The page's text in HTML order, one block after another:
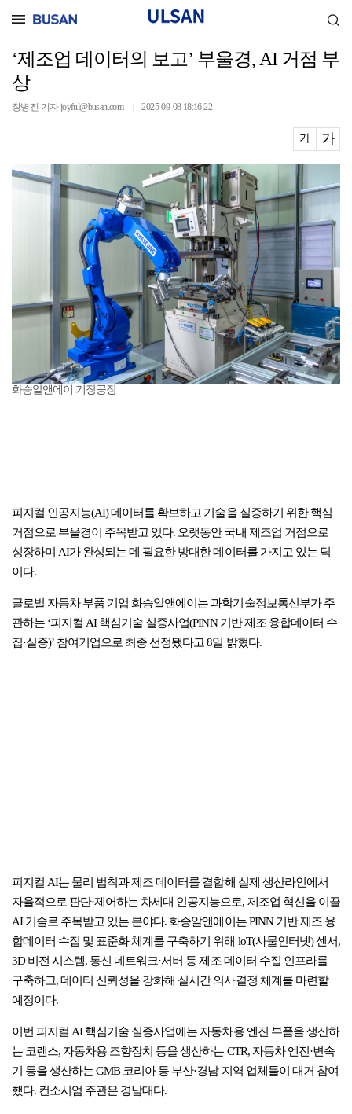
‘제조업 데이터의 보고’ 부울경, AI 거점 부
상
장병진 기자 joyful@busan.com 2025-09-08 18:16:22
가 가
화승알앤에이 기장공장
피지컬 인공지능(AI) 데이터를 확보하고 기술을 실증하기 위한 핵심
거점으로 부울경이 주목받고 있다. 오랫동안 국내 제조업 거점으로
성장하며 AI가 완성되는 데 필요한 방대한 데이터를 가지고 있는 덕
이다.
글로벌 자동차 부품 기업 화승알앤에이는 과학기술정보통신부가 주
관하는 ‘피지컬 AI 핵심기술 실증사업(PINN 기반 제조 융합데이터 수
집·실증)’ 참여기업으로 최종 선정됐다고 8일 밝혔다.
피지컬 AI는 물리 법칙과 제조 데이터를 결합해 실제 생산라인에서
자율적으로 판단·제어하는 차세대 인공지능으로, 제조업 혁신을 이끌
AI 기술로 주목받고 있는 분야다. 화승알앤에이는 PINN 기반 제조 융
합데이터 수집 및 표준화 체계를 구축하기 위해 loT(사물인터넷) 센서,
3D 비전 시스템, 통신 네트워크·서버 등 제조 데이터 수집 인프라를
구축하고, 데이터 신뢰성을 강화해 실시간 의사결정 체계를 마련할
예정이다.
이번 피지컬 AI 핵심기술 실증사업에는 자동차용 엔진 부품을 생산하
는 코렌스, 자동차용 조향장치 등을 생산하는 CTR, 자동차 엔진·변속
기 등을 생산하는 GMB 코리아 등 부산·경남 지역 업체들이 대거 참여
했다. 컨소시엄 주관은 경남대다.